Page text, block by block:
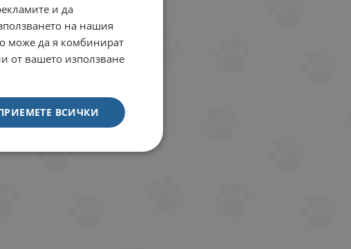
и да
на нашия
може да я комбинират
от вашето използване
ВСИЧКИ